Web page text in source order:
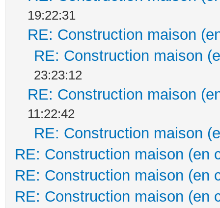
19:22:31
RE: Construction maison
RE: Construction maison
23:23:12
RE: Construction maison
11:22:42
RE: Construction maison
RE: Construction maison (en
RE: Construction maison (en
RE: Construction maison (en